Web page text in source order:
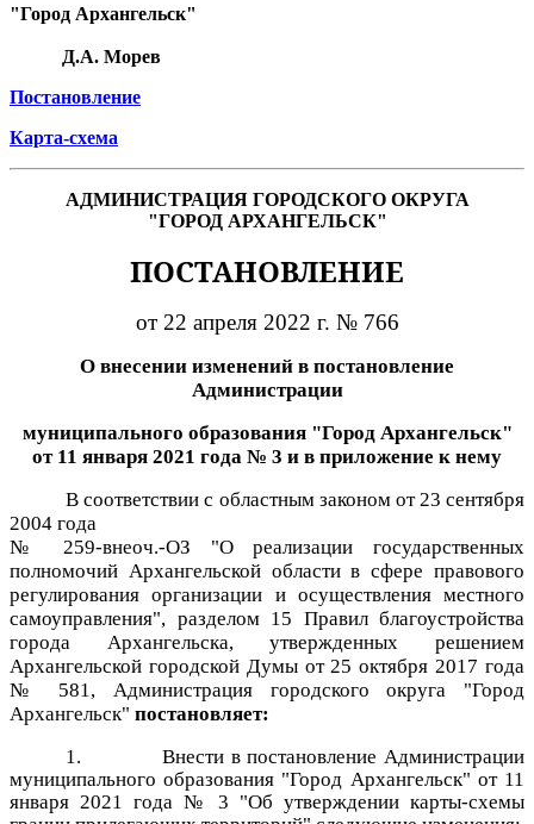
"Город Архангельск"
Д.А. Морев
Постановление
Карта-схема
АДМИНИСТРАЦИЯ ГОРОДСКОГО ОКРУГА
"ГОРОД АРХАНГЕЛЬСК"
ПОСТАНОВЛЕНИЕ
от 22 апреля 2022 г. № 766
О внесении изменений в постановление
Администрации
муниципального образования "Город Архангельск"
от 11 января 2021 года № 3 и в приложение к нему
В соответствии с областным законом от 23 сентября
2004 года
№ 259-внеоч.-ОЗ "О реализации государственных
полномочий Архангельской области в сфере правового
регулирования организации и осуществления местного
самоуправления", разделом 15 Правил благоустройства
города Архангельска, утвержденных решением
Архангельской городской Думы от 25 октября 2017 года
№ 581, Администрация городского округа "Город
Архангельск" постановляет:
1.
Внести в постановление Администрации
муниципального образования "Город Архангельск" от 11
января 2021 года № 3 "Об утверждении карты-схемы